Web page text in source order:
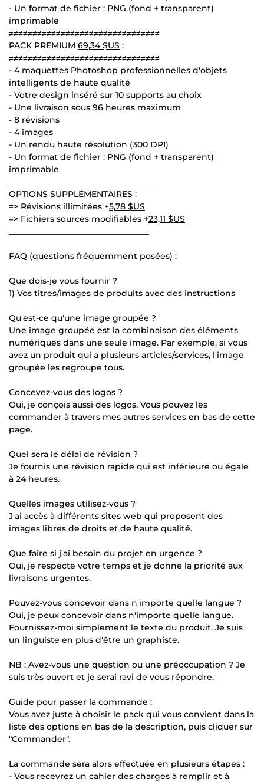
- Un format de fichier : PNG (fond + transparent)
imprimable
≠≠≠≠≠≠≠≠≠≠≠≠≠≠≠≠≠≠≠≠≠≠≠≠≠≠≠≠≠≠≠≠
PACK PREMIUM 69,34 $US :
≠≠≠≠≠≠≠≠≠≠≠≠≠≠≠≠≠≠≠≠≠≠≠≠≠≠≠≠≠≠≠≠
- 4 maquettes Photoshop professionnelles d'objets
intelligents de haute qualité
- Votre design inséré sur 10 supports au choix
- Une livraison sous 96 heures maximum
- 8 révisions
- 4 images
- Un rendu haute résolution (300 DPI)
- Un format de fichier : PNG (fond + transparent)
imprimable
OPTIONS SUPPLÉMENTAIRES :
=> Révisions illimitées +5,78 $US
=> Fichiers sources modifiables +23,11 $US
FAQ (questions fréquemment posées) :
Que dois-je vous fournir ?
1) Vos titres/images de produits avec des instructions
Qu'est-ce qu'une image groupée ?
Une image groupée est la combinaison des éléments
numériques dans une seule image. Par exemple, si vous
avez un produit qui a plusieurs articles/services, l'image
groupée les regroupe tous.
Concevez-vous des logos ?
Oui, je conçois aussi des logos. Vous pouvez les
commander à travers mes autres services en bas de cette
page.
Quel sera le délai de révision ?
Je fournis une révision rapide qui est inférieure ou égale
à 24 heures.
Quelles images utilisez-vous ?
J'ai accès à différents sites web qui proposent des
images libres de droits et de haute qualité.
Que faire si j'ai besoin du projet en urgence ?
Oui, je respecte votre temps et je donne la priorité aux
livraisons urgentes.
Pouvez-vous concevoir dans n'importe quelle langue ?
Oui, je peux concevoir dans n'importe quelle langue.
Fournissez-moi simplement le texte du produit. Je suis
un linguiste en plus d'être un graphiste.
NB : Avez-vous une question ou une préoccupation ? Je
suis très ouvert et je serai ravi de vous répondre.
Guide pour passer la commande :
Vous avez juste à choisir le pack qui vous convient dans la
liste des options en bas de la description, puis cliquer sur
"Commander".
La commande sera alors effectuée en plusieurs étapes :
- Vous recevrez un cahier des charges à remplir et à